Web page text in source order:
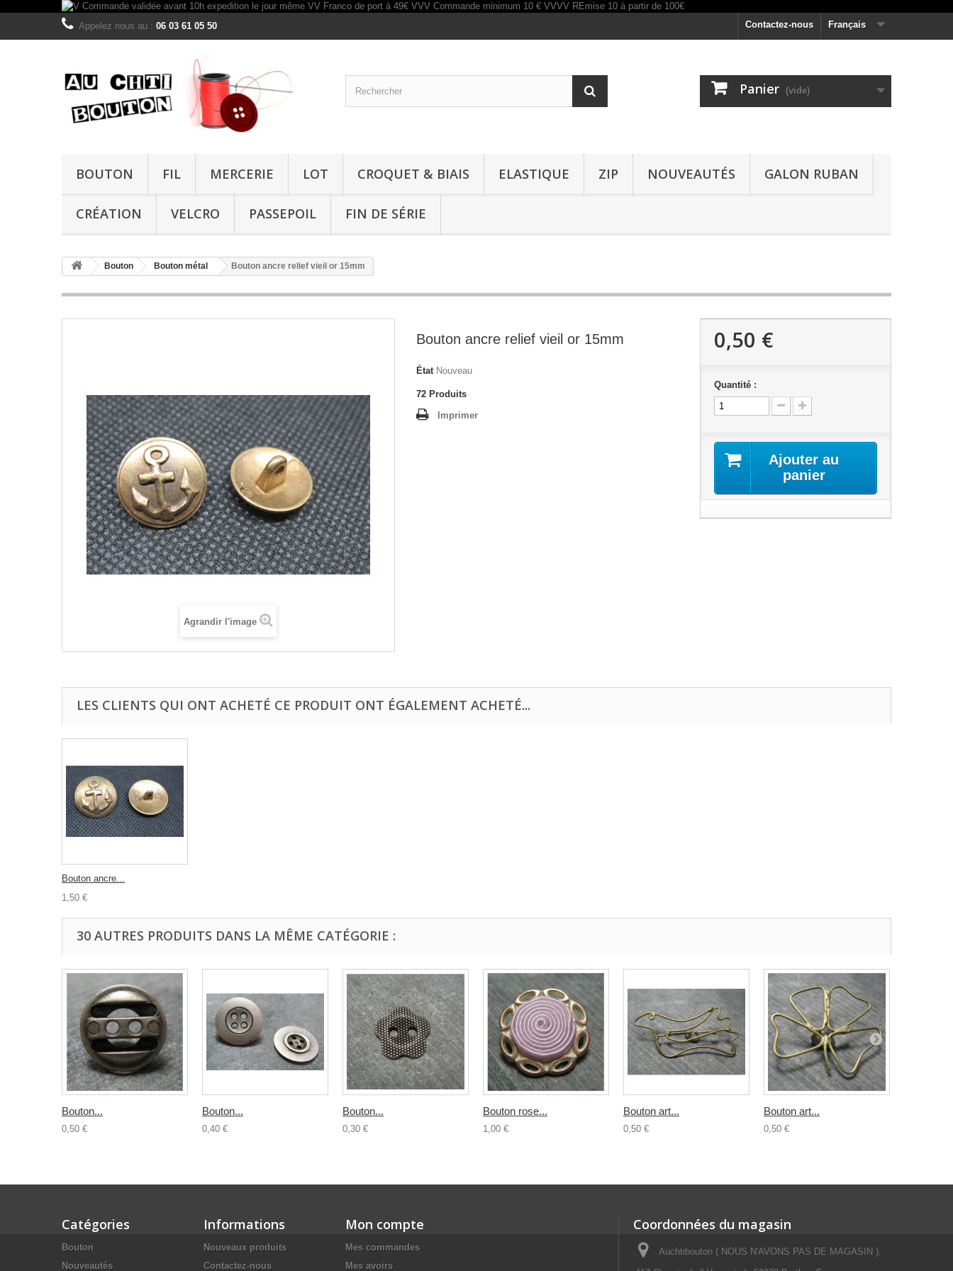
Français
Contactez-nous
Appelez nous au : 06 03 61 05 50
Panier (vide)
BOUTON FIL MERCERIE LOT CROQUET & BIAIS ELASTIQUE ZIP NOUVEAUTÉS GALON RUBAN
CRÉATION VELCRO PASSEPOIL FIN DE SÉRIE
Bouton Bouton métal Bouton ancre relief vieil or 15mm
Agrandir l'image
Bouton ancre relief vieil or 15mm
État Nouveau
72 Produits
Imprimer
0,50 €
Quantité :
Ajouter au
panier
LES CLIENTS QUI ONT ACHETÉ CE PRODUIT ONT ÉGALEMENT ACHETÉ...
Bouton ancre...
1,50 €
30 AUTRES PRODUITS DANS LA MÊME CATÉGORIE :
Bouton...
0,50 €
Bouton...
0,40 €
Bouton...
0,30 €
Bouton rose...
1,00 €
Bouton art...
0,50 €
Bouton art...
0,50 €
Catégories
Bouton
Nouveautés
Informations
Nouveaux produits
Contactez-nous
Mon compte
Mes commandes
Mes avoirs
Coordonnées du magasin
Auchtibouton ( NOUS N'AVONS PAS DE MAGASIN ),